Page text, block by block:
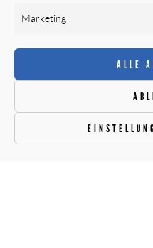
Marketing
ALLE
FOLGEN SIE UNS